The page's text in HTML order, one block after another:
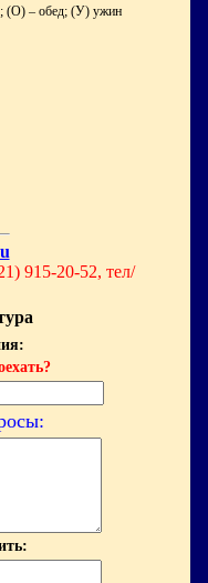
(О) – обед; (У) ужин
915-20-52, тел/